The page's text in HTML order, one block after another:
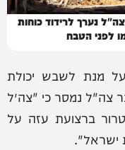
נערך לרידוד כוחות
לפני הטבח
מנת לשבש יכולת
צה"ל נמסר כי "צה״ל
ברצועת עזה על
ישראל".